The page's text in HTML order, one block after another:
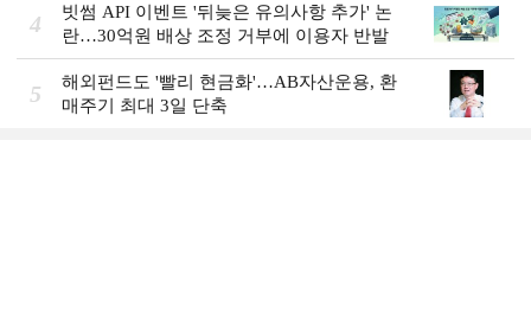
4
빗썸 API 이벤트 '뒤늦은 유의사항 추가' 논
란…30억원 배상 조정 거부에 이용자 반발
5
해외펀드도 '빨리 현금화'…AB자산운용, 환
매주기 최대 3일 단축